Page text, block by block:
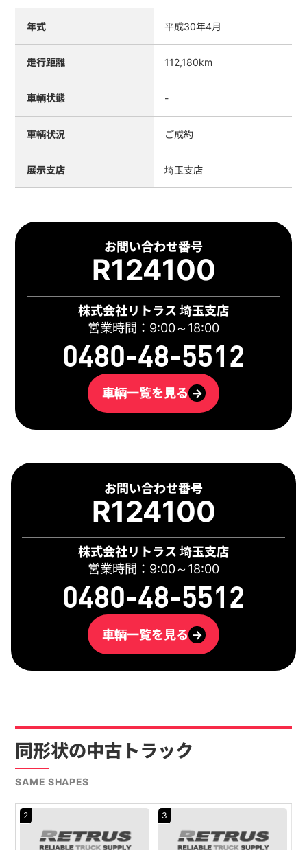
お問い合わせ番号
R124100
株式会社リトラス 埼玉支店
営業時間：9:00～18:00
0480-48-5512
車輌一覧を見る →
年式 平成30年4月
走行距離 112,180km
車輌状態 -
車輌状況 ご成約
展示支店 埼玉支店
お問い合わせ番号
R124100
株式会社リトラス 埼玉支店
営業時間：9:00～18:00
0480-48-5512
車輌一覧を見る →
同形状の中古トラック
SAME SHAPES
2 3